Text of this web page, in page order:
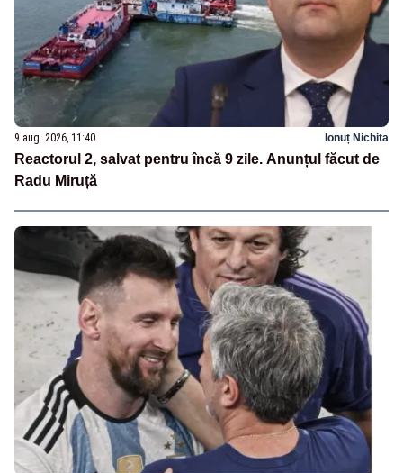
9 aug. 2026, 11:40 Ionuț Nichita
Reactorul 2, salvat pentru încă 9 zile. Anunțul făcut de
Radu Miruță